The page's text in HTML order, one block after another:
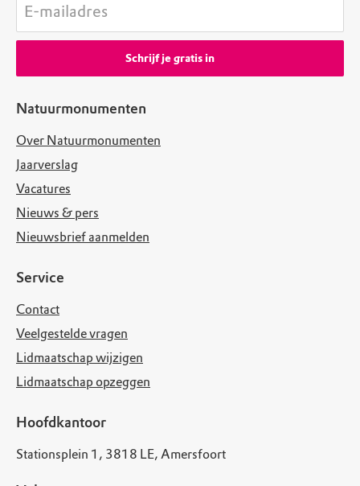
Natuurmonumenten
Over Natuurmonumenten
Jaarverslag
Vacatures
Nieuws & pers
Nieuwsbrief aanmelden
Service
Contact
Veelgestelde vragen
Lidmaatschap wijzigen
Lidmaatschap opzeggen
Hoofdkantoor
Stationsplein 1, 3818 LE, Amersfoort
E-mailadres
Schrijf je gratis in